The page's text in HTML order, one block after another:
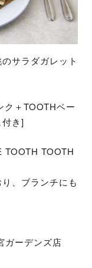
サラダガレット
＋TOOTHベー
き]
TOOTH TOOTH
、ブランチにも
ガーデンズ店